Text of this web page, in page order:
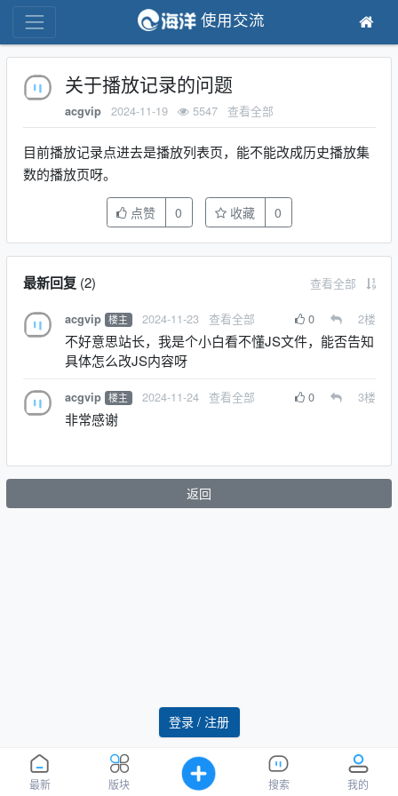
最新 版块 搜索 我的
登录 / 注册
使用交流
关于播放记录的问题
acgvip 2024-11-19 5547 查看全部
目前播放记录点进去是播放列表页，能不能改成历史播放集
数的播放页呀。
点赞 0 收藏 0
最新回复(2) 查看全部
acgvip 楼主 2024-11-23 查看全部 0 2楼
不好意思站长，我是个小白看不懂JS文件，能否告知
具体怎么改JS内容呀
acgvip 楼主 2024-11-24 查看全部 0 3楼
非常感谢
返回